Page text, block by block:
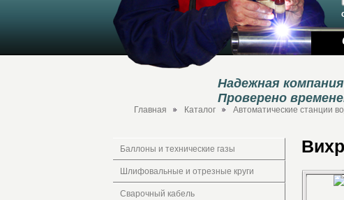
Надежная
Проверено
Главная Каталог Автоматические станции
Баллоны и технические газы
Шлифовальные и отрезные круги
Сварочный кабель